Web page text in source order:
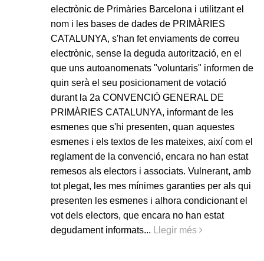
electrònic de Primàries Barcelona i utilitzant el
nom i les bases de dades de PRIMÀRIES
CATALUNYA, s'han fet enviaments de correu
electrònic, sense la deguda autorització, en el
que uns autoanomenats "voluntaris" informen de
quin serà el seu posicionament de votació
durant la 2a CONVENCIÓ GENERAL DE
PRIMÀRIES CATALUNYA, informant de les
esmenes que s'hi presenten, quan aquestes
esmenes i els textos de les mateixes, així com el
reglament de la convenció, encara no han estat
remesos als electors i associats. Vulnerant, amb
tot plegat, les mes mínimes garanties per als qui
presenten les esmenes i alhora condicionant el
vot dels electors, que encara no han estat
degudament informats...
Llegir més